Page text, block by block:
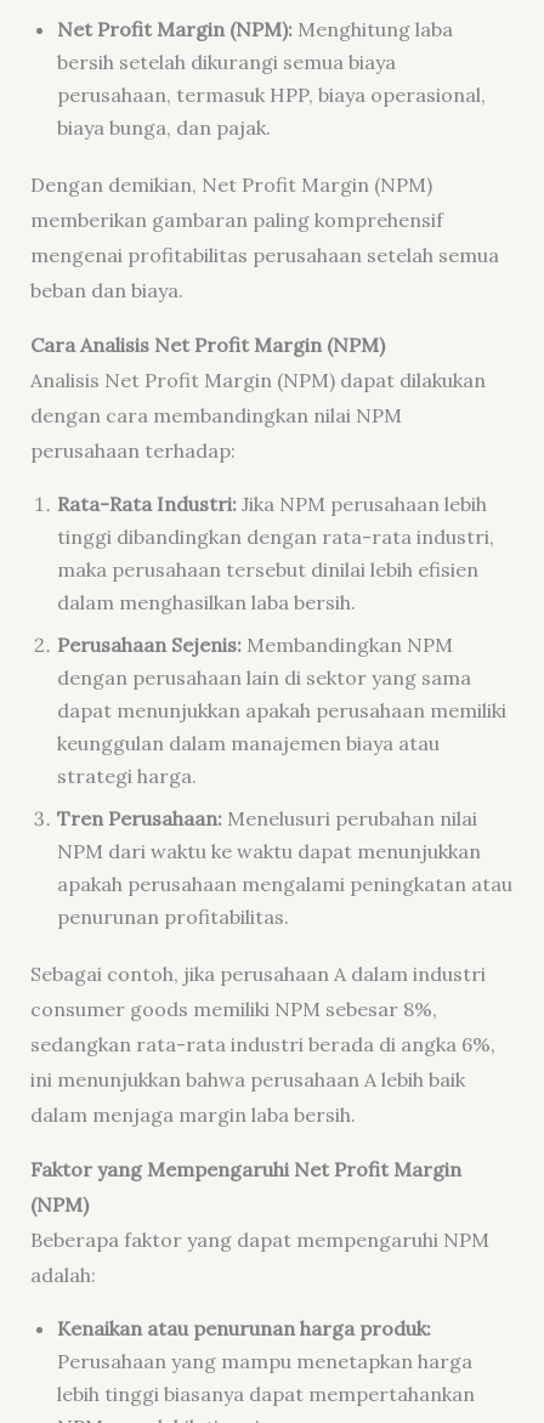
Net Profit Margin (NPM):Menghitung laba
bersih setelah dikurangi semua biaya
perusahaan, termasuk HPP, biaya operasional,
biaya bunga, dan pajak.
Dengan demikian, Net Profit Margin (NPM)
memberikan gambaran paling komprehensif
mengenai profitabilitas perusahaan setelah semua
beban dan biaya.
Cara Analisis Net Profit Margin (NPM)
Analisis Net Profit Margin (NPM) dapat dilakukan
dengan cara membandingkan nilai NPM
perusahaan terhadap:
Rata-Rata Industri:Jika NPM perusahaan lebih
tinggi dibandingkan dengan rata-rata industri,
maka perusahaan tersebut dinilai lebih efisien
dalam menghasilkan laba bersih.
Perusahaan Sejenis:Membandingkan NPM
dengan perusahaan lain di sektor yang sama
dapat menunjukkan apakah perusahaan memiliki
keunggulan dalam manajemen biaya atau
strategi harga.
Tren Perusahaan:Menelusuri perubahan nilai
NPM dari waktu ke waktu dapat menunjukkan
apakah perusahaan mengalami peningkatan atau
penurunan profitabilitas.
Sebagai contoh, jika perusahaan A dalam industri
consumer goods memiliki NPM sebesar 8%,
sedangkan rata-rata industri berada di angka 6%,
ini menunjukkan bahwa perusahaan A lebih baik
dalam menjaga margin laba bersih.
Faktor yang Mempengaruhi Net Profit Margin
(NPM)
Beberapa faktor yang dapat mempengaruhi NPM
adalah:
Kenaikan atau penurunan harga produk:
Perusahaan yang mampu menetapkan harga
lebih tinggi biasanya dapat mempertahankan